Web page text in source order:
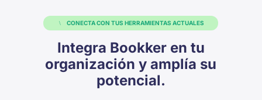
CONECTA CON TUS HERRAMIENTAS ACTUALES
Integra Bookker en tu
organización y amplía su
potencial.